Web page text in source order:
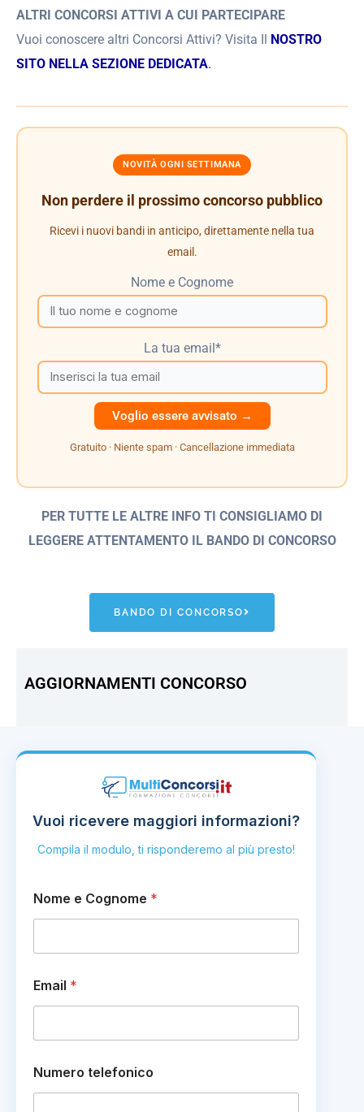
ALTRI CONCORSI ATTIVI A CUI PARTECIPARE
Vuoi conoscere altri Concorsi Attivi? Visita Il
NOSTRO
SITO NELLA SEZIONE DEDICATA.
NOVITÀ OGNI SETTIMANA
Non perdere il prossimo concorso pubblico
Ricevi i nuovi bandi in anticipo, direttamente nella tua
email.
Nome e Cognome
La tua email*
Gratuito · Niente spam · Cancellazione immediata
PER TUTTE LE ALTRE INFO TI CONSIGLIAMO DI
LEGGERE ATTENTAMENTO IL BANDO DI CONCORSO
BANDO DI CONCORSO
AGGIORNAMENTI CONCORSO
Vuoi ricevere maggiori informazioni?
Compila il modulo, ti risponderemo al più presto!
Nome e Cognome *
Email *
Numero telefonico